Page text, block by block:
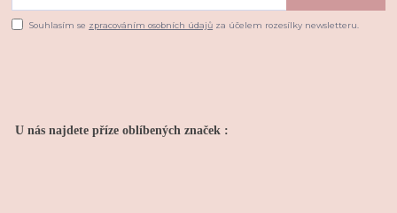
Souhlasím se zpracováním osobních údajů za účelem rozesílky newsletteru.
U nás najdete příze oblíbených značek :